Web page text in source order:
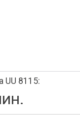
UU 8115: